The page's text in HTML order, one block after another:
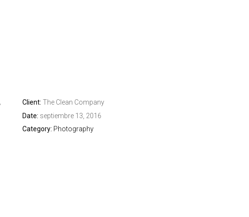
Client: The Clean Company
Date: septiembre 13, 2016
Category: Photography